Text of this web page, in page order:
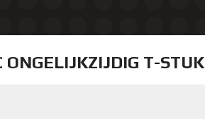
T-STUK